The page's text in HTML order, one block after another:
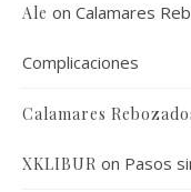
Ale on Calamares
Complicaciones
Calamares
XKLIBUR on Pasos